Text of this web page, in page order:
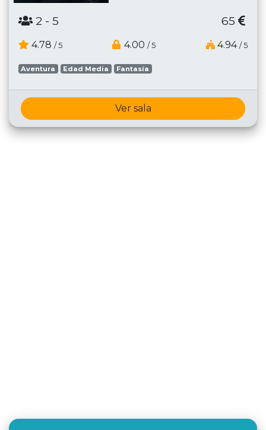
2 - 5 65
4.78 / 5 4.00 / 5 4.94 / 5
Aventura Edad Media Fantasía
Ver sala